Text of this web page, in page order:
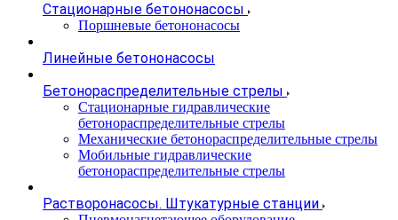
Стационарные бетононасосы
Поршневые бетононасосы
Линейные бетононасосы
Бетонораспределительные стрелы
Стационарные гидравлические
бетонораспределительные стрелы
Механические бетонораспределительные стрелы
Мобильные гидравлические
бетонораспределительные стрелы
Растворонасосы. Штукатурные станции